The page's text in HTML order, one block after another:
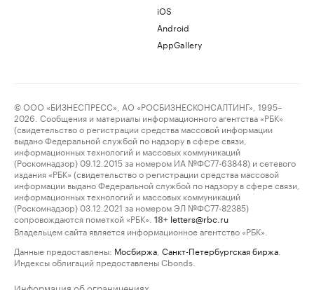
iOS
Android
AppGallery
© ООО «БИЗНЕСПРЕСС», АО «РОСБИЗНЕСКОНСАЛТИНГ», 1995–
2026. Сообщения и материалы информационного агентства «РБК»
(свидетельство о регистрации средства массовой информации
выдано Федеральной службой по надзору в сфере связи,
информационных технологий и массовых коммуникаций
(Роскомнадзор) 09.12.2015 за номером ИА №ФС77-63848) и сетевого
издания «РБК» (свидетельство о регистрации средства массовой
информации выдано Федеральной службой по надзору в сфере связи,
информационных технологий и массовых коммуникаций
(Роскомнадзор) 03.12.2021 за номером ЭЛ №ФС77-82385)
сопровождаются пометкой «РБК».
18+ letters@rbc.ru
Владельцем сайта является информационное агентство «РБК».
Данные предоставлены: Мосбиржа Санкт-Петербургская биржа
Индексы облигаций предоставлены Cbonds.